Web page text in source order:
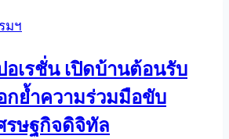
มฯ
อเรชั่น เปิดบ้านต้อนรับ
กย้ำความร่วมมือขับ
รษฐกิจดิจิทัล